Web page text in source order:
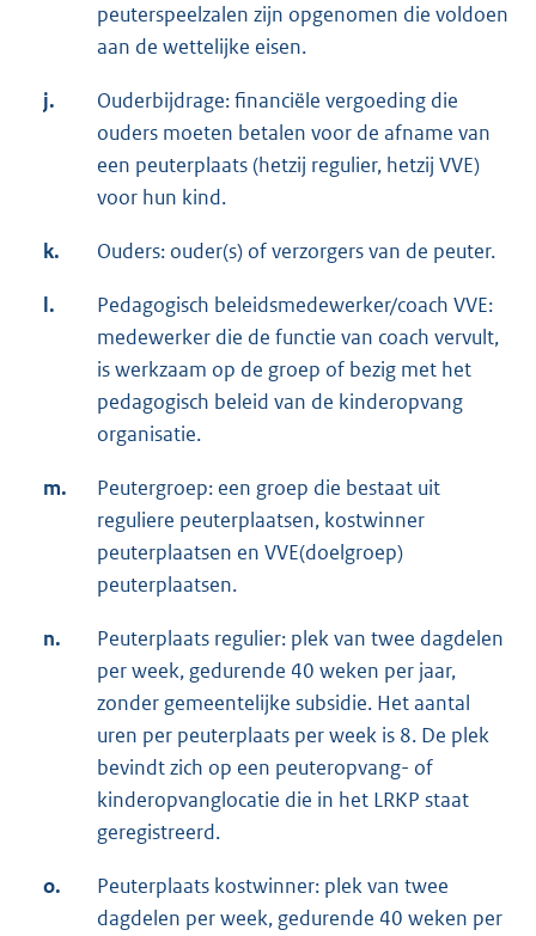
peuterspeelzalen zijn opgenomen die voldoen
aan de wettelijke eisen.
j.
Ouderbijdrage: financiële vergoeding die
ouders moeten betalen voor de afname van
een peuterplaats (hetzij regulier, hetzij VVE)
voor hun kind.
k. Ouders: ouder(s) of verzorgers van de peuter.
l.
Pedagogisch beleidsmedewerker/coach VVE:
medewerker die de functie van coach vervult,
is werkzaam op de groep of bezig met het
pedagogisch beleid van de kinderopvang
organisatie.
m.
Peutergroep: een groep die bestaat uit
reguliere peuterplaatsen, kostwinner
peuterplaatsen en VVE(doelgroep)
peuterplaatsen.
n.
Peuterplaats regulier: plek van twee dagdelen
per week, gedurende 40 weken per jaar,
zonder gemeentelijke subsidie. Het aantal
uren per peuterplaats per week is 8. De plek
bevindt zich op een peuteropvang- of
kinderopvanglocatie die in het LRKP staat
geregistreerd.
o.
Peuterplaats kostwinner: plek van twee
dagdelen per week, gedurende 40 weken per